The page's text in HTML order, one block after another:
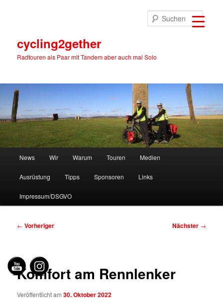
cycling2gether
Radtouren als Paar mit Tandem aber auch mal Solo
News Wir Warum Touren Medien
Ausrüstung Tipps Sponsoren Links
Impressum/DSGVO
Beitragsnavigation
← Vorheriger Nächster →
Komfort am Rennlenker
Veröffentlicht am30. Oktober 2022